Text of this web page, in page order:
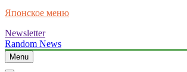
Японское меню
Newsletter
Random News
Menu